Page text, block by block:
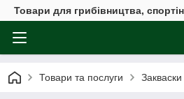
Товари для грибівництва,
Товари та послуги